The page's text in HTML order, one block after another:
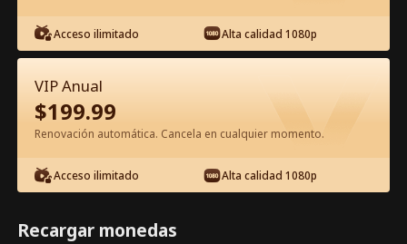
Episodio 27 - Adiós Para siempre, CEO
Posesivo Película Completa
1-50 51-80 Todos los Episodios
27 28 30
Acceso ilimitado Alta calidad 1080p
VIP Anual
$199.99
Renovación automática. Cancela en cualquier momento.
Acceso ilimitado Alta calidad 1080p
Recargar monedas